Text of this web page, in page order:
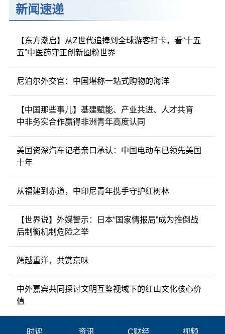
新闻速递
【东方潮启】从Z世代追捧到全球游客打卡，看“十五
五”中医药守正创新圈粉世界
尼泊尔外交官：中国堪称一站式购物的海洋
【中国那些事儿】基建赋能、产业共进、人才共育
中非务实合作赢得非洲青年高度认同
美国资深汽车记者亲口承认：中国电动车已领先美国
十年
从福建到赤道，中印尼青年携手守护红树林
【世界说】外媒警示：日本“国家情报局”成为推倒战
后制衡机制危险之举
跨越重洋，共赏京味
中外嘉宾共同探讨文明互鉴视域下的红山文化核心价
值
时评 资讯 C财经 视频